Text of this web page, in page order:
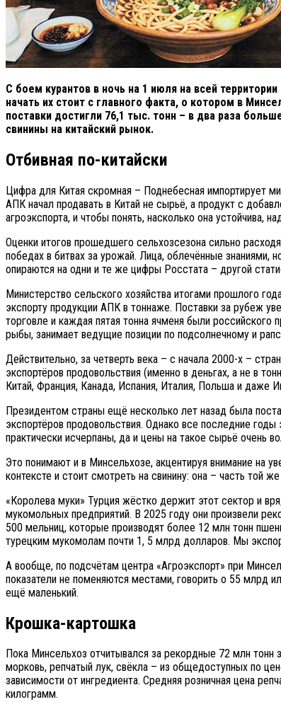
С боем курантов в ночь на 1 июля на всей
начать их стоит с главного факта, о котором в
поставки достигли 76,1 тыс. тонн – в два раза
свинины на китайский рынок.
Отбивная по-китайски
Цифра для Китая скромная – Поднебесная импортирует
АПК начал продавать в Китай не сырьё, а продукт с
агроэкспорта, и чтобы понять, насколько она устойчива,
Оценки итогов прошедшего сельхозсезона сильно
победах в битвах за урожай. Лица, облечённые знаниями,
опираются на одни и те же цифры Росстата – другой
Министерство сельского хозяйства итогами прошлого
экспорту продукции АПК в тоннаже. Поставки за рубеж
торговле и каждая пятая тонна ячменя были
рыбы, занимает ведущие позиции по подсолнечному и
Действительно, за четверть века – с начала 2000-х –
экспортёров продовольствия (именно в деньгах, а не в
Китай, Франция, Канада, Испания, Италия, Польша и даже
Президентом страны ещё несколько лет назад была
экспортёров продовольствия. Однако все последние
практически исчерпаны, да и цены на такое сырьё очень
Это понимают и в Минсельхозе, акцентируя внимание на
контексте и стоит смотреть на свинину: она – часть той
«Королева муки» Турция жёстко держит этот сектор и
мукомольных предприятий. В 2025 году они произвели
500 мельниц, которые производят более 12 млн тонн
турецким мукомолам почти 1, 5 млрд долларов. Мы
А вообще, по подсчётам центра «Агроэкспорт» при
показатели не поменяются местами, говорить о 55 млрд
ещё маленький.
Крошка-картошка
Пока Минсельхоз отчитывался за рекордные 72 млн тонн
морковь, репчатый лук, свёкла – из общедоступных по
зависимости от ингредиента. Средняя розничная цена
килограмм.